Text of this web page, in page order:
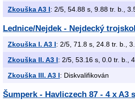
Zkouška A3 I: 2/5, 54.88 s, 9.88 tr. b.,
Lednice/Nejdek - Nejdecký
Zkouška I. A3 I: 2/5, 71.8 s, 24.8 tr. b.,
Zkouška II. A3 I: 2/5, 53.16 s, 0.0 tr. b.,
Zkouška III. A3 I: Diskvalifikován
Šumperk - Havliczech 87 - 4 x A3